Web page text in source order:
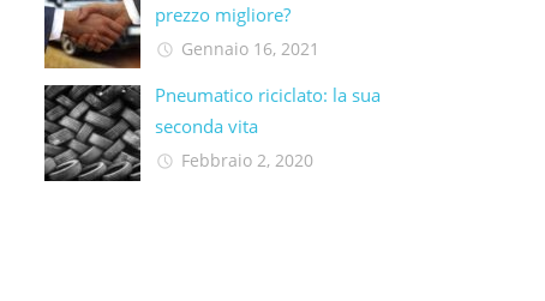
prezzo migliore?
Gennaio 16, 2021
Pneumatico riciclato: la sua
seconda vita​
Febbraio 2, 2020